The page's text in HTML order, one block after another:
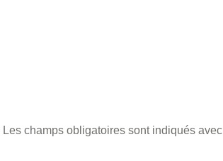
Les champs obligatoires sont indiqués avec